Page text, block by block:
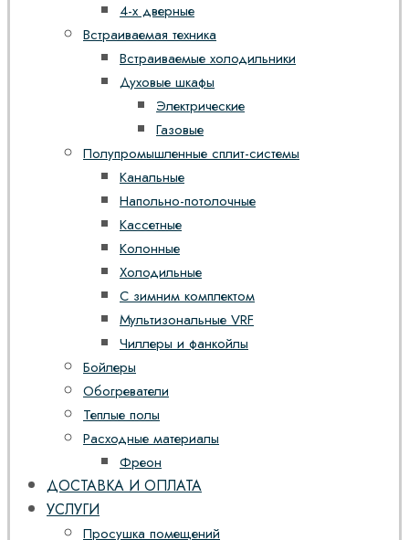
4-х дверные
Встраиваемая техника
Встраиваемые холодильники
Духовые шкафы
Электрические
Газовые
Полупромышленные сплит-системы
Канальные
Напольно-потолочные
Кассетные
Колонные
Холодильные
С зимним комплектом
Мультизональные VRF
Чиллеры и фанкойлы
Бойлеры
Обогреватели
Теплые полы
Расходные материалы
Фреон
ДОСТАВКА И ОПЛАТА
УСЛУГИ
Просушка помещений